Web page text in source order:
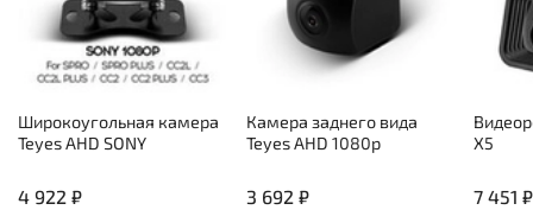
Широкоугольная камера
Teyes AHD SONY
4 922 ₽
Камера заднего вида
Teyes AHD 1080p
3 692 ₽
X5
7 451 ₽